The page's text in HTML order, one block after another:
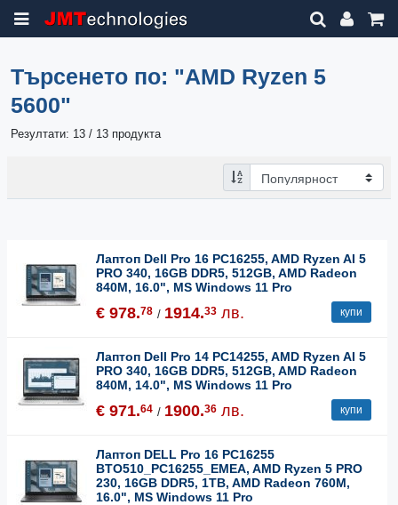
Търсенето по: "AMD Ryzen 5
5600"
Резултати: 13 / 13 продукта
Лаптоп Dell Pro 16 PC16255, AMD Ryzen AI 5
PRO 340, 16GB DDR5, 512GB, AMD Radeon
840M, 16.0", MS Windows 11 Pro
€ 978.78 / 1914.33 лв. купи
Лаптоп Dell Pro 14 PC14255, AMD Ryzen AI 5
PRO 340, 16GB DDR5, 512GB, AMD Radeon
840M, 14.0", MS Windows 11 Pro
€ 971.64 / 1900.36 лв. купи
Лаптоп DELL Pro 16 PC16255
BTO510_PC16255_EMEA, AMD Ryzen 5 PRO
230, 16GB DDR5, 1TB, AMD Radeon 760M,
16.0", MS Windows 11 Pro